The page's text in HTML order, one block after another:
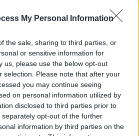
My Personal Information
the sale, sharing to third parties, or
or sensitive information for
us, please use the below opt-out
selection. Please note that after your
you may continue seeing
on personal information utilized by
disclosed to third parties prior to
opt-out of the further
information by third parties on the
ραντεβού, ενός
όλα να πάνε καλά και
να μας προκαλέσει
και πράξεις. Θέλουμε,
πως, άσχετα με το πόσο καλά
για ένα γεγονός,
παραπάνω για να
επιθυμητό αποτέλεσμα.